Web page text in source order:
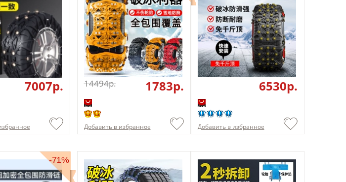
7007p. 14494p. 1783p.
Добавить в избранное
6530p.
Добавить в избранное
-71%